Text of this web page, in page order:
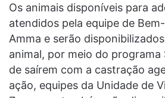
Os animais disponíveis para
atendidos pela equipe de
Amma e serão
animal, por meio do programa
de saírem com a castração
ação, equipes da Unidade de